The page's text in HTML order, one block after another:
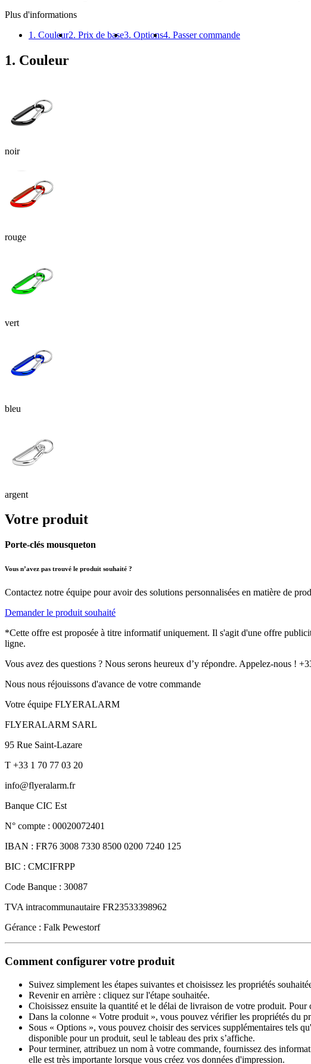
Plus d'informations
1. Couleur2. Prix de base3. Options4. Passer commande
1. Couleur
noir
rouge
vert
bleu
argent
Votre produit
Porte-clés mousqueton
Vous n’avez pas trouvé le produit souhaité ?
Contactez notre équipe pour avoir des solutions personnalisées en matière de
Demander le produit souhaité
*Cette offre est proposée à titre informatif uniquement. Il s'agit d'une offre
ligne.
Vous avez des questions ? Nous serons heureux d’y répondre. Appelez-nous !
Nous nous réjouissons d'avance de votre commande
Votre équipe FLYERALARM
FLYERALARM SARL
95 Rue Saint-Lazare
T +33 1 70 77 03 20
info@flyeralarm.fr
Banque CIC Est
N° compte : 00020072401
IBAN : FR76 3008 7330 8500 0200 7240 125
BIC : CMCIFRPP
Code Banque : 30087
TVA intracommunautaire FR23533398962
Gérance : Falk Pewestorf
Comment configurer votre produit
Suivez simplement les étapes suivantes et choisissez les propriétés
Revenir en arrière : cliquez sur l'étape souhaitée.
Choisissez ensuite la quantité et le délai de livraison de votre produit.
Dans la colonne « Votre produit », vous pouvez vérifier les propriétés du
Sous « Options », vous pouvez choisir des services supplémentaires tels
disponible pour un produit, seul le tableau des prix s’affiche.
Pour terminer, attribuez un nom à votre commande, fournissez des
elle est très importante lorsque vous créez vos données d'impression.